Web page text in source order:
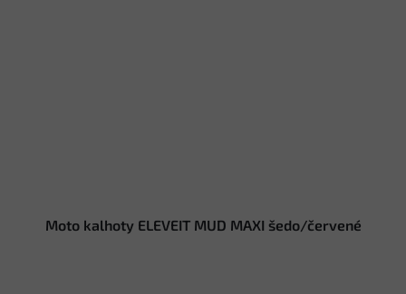
Moto kalhoty ELEVEIT MUD MAXI šedo/červené